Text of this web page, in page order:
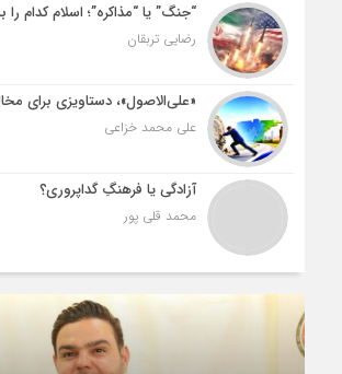
“جنگ” یا “مذاکره”؛ اسلام کدام را
رضایی تربقان
«علی‌الاصول»، دستاویزی برای
علی محمد خزاعی
آزادگی یا فرهنگِ گداپروری؟
محمد قلی پور